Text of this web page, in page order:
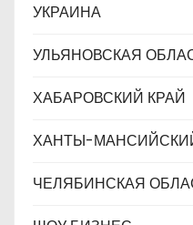
УКРАИНА
УЛЬЯНОВСКАЯ
ХАБАРОВСКИЙ КРАЙ
ХАНТЫ-
ЧЕЛЯБИНСКАЯ